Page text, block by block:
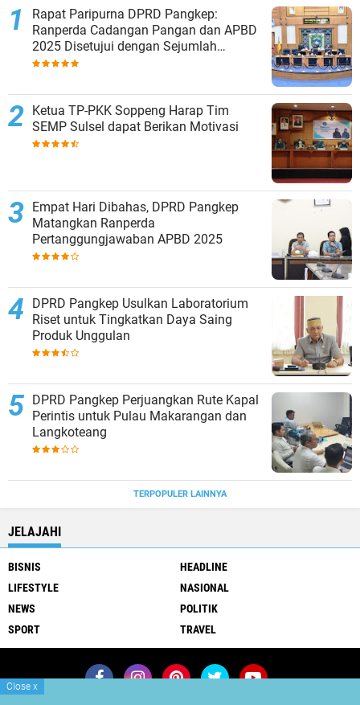
Rapat Paripurna DPRD Pangkep:
Ranperda Cadangan Pangan dan APBD
2025 Disetujui dengan Sejumlah
Catatan
Ketua TP-PKK Soppeng Harap Tim
SEMP Sulsel dapat Berikan Motivasi
Empat Hari Dibahas, DPRD Pangkep
Matangkan Ranperda
Pertanggungjawaban APBD 2025
DPRD Pangkep Usulkan Laboratorium
Riset untuk Tingkatkan Daya Saing
Produk Unggulan
DPRD Pangkep Perjuangkan Rute Kapal
Perintis untuk Pulau Makarangan dan
Langkoteang
TERPOPULER LAINNYA
JELAJAHI
BISNIS
HEADLINE
LIFESTYLE
NASIONAL
NEWS
POLITIK
SPORT
TRAVEL
Close x